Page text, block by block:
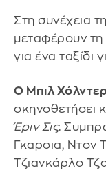
Στη συνέχεια
μεταφέρουν τη
για ένα ταξίδι
Ο Μπιλ
σκηνοθετήσει
Έριν Σις.
Γκαρσια, Ντον
Τζιανκάρλο